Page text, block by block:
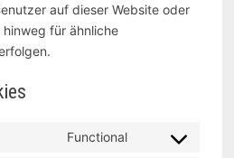
auf dieser Website oder
für ähnliche
Functional
Consent